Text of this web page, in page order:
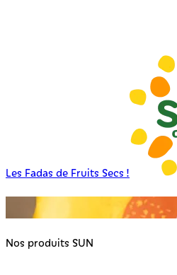
Les Fadas de Fruits Secs !
Nos produits SUN